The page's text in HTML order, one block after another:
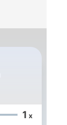
1 x